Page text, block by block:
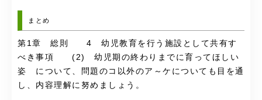
まとめ
第1章 総則 4 幼児教育を行う施設として共有す
べき事項 (2) 幼児期の終わりまでに育ってほしい
姿 について、問題のコ以外のア～ケについても目を通
し、内容理解に努めましょう。